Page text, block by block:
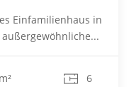
Einfamilienhaus in
6